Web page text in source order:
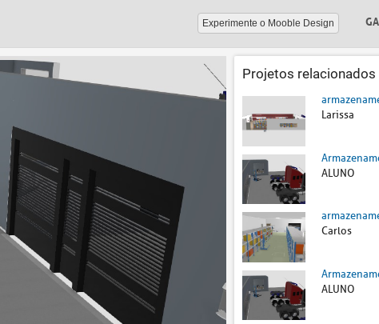
Experimente o Mooble Design
Projetos relacionados
Larissa
ALUNO
Carlos
ALUNO